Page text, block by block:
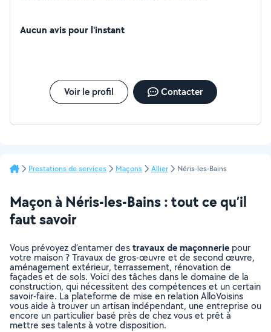
Aucun avis pour l'instant
Voir le profil Contacter
Prestations de services Maçons Allier Néris-les-Bains
Maçon à Néris-les-Bains : tout ce qu’il
faut savoir
Vous prévoyez d’entamer destravaux de maçonnerie pour
votre maison ? Travaux de gros-œuvre et de second œuvre,
aménagement extérieur, terrassement, rénovation de
façades et de sols. Voici des tâches dans le domaine de la
construction, qui nécessitent des compétences et un certain
savoir-faire. La plateforme de mise en relation AlloVoisins
vous aide à trouver un artisan indépendant, une entreprise ou
encore un particulier basé près de chez vous et prêt à
mettre ses talents à votre disposition.